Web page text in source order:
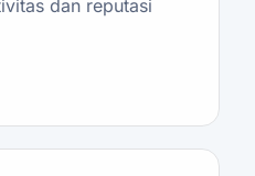
dan reputasi